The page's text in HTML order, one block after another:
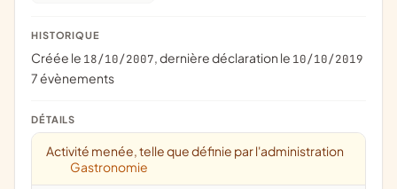
HISTORIQUE
Créée le 18/10/2007, dernière déclaration le 10/10/2019
7 évènements
DÉTAILS
Activité menée, telle que définie par l'administration
Gastronomie